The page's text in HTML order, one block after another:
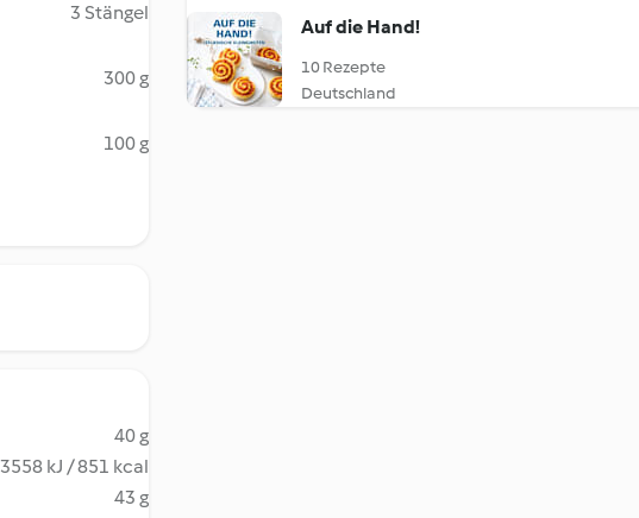
3 Stängel
300 g
100 g
40 g
3558 kJ / 851 kcal
43 g
Auf die Hand!
10 Rezepte
Deutschland